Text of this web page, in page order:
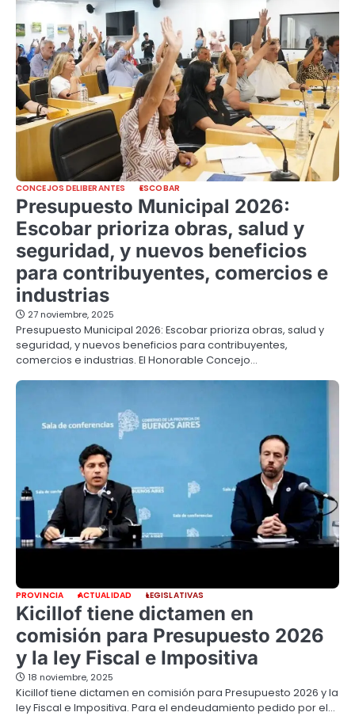
CONCEJOS DELIBERANTES ESCOBAR
Presupuesto Municipal 2026:
Escobar prioriza obras, salud y
seguridad, y nuevos beneficios
para contribuyentes, comercios e
industrias
27 noviembre, 2025
Presupuesto Municipal 2026: Escobar prioriza obras, salud y
seguridad, y nuevos beneficios para contribuyentes,
comercios e industrias. El Honorable Concejo…
PROVINCIA ACTUALIDAD LEGISLATIVAS
Kicillof tiene dictamen en
comisión para Presupuesto 2026
y la ley Fiscal e Impositiva
18 noviembre, 2025
Kicillof tiene dictamen en comisión para Presupuesto 2026 y la
ley Fiscal e Impositiva. Para el endeudamiento pedido por el…